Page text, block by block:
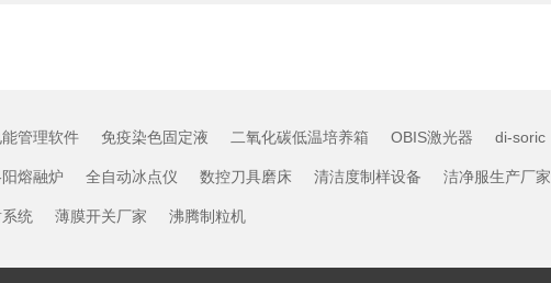
能管理软件 免疫染色固定液 二氧化碳低温培养箱 OBIS激光器 di-soric
熔融炉 全自动冰点仪 数控刀具磨床 清洁度制样设备 洁净服生产厂家
统 薄膜开关厂家 沸腾制粒机